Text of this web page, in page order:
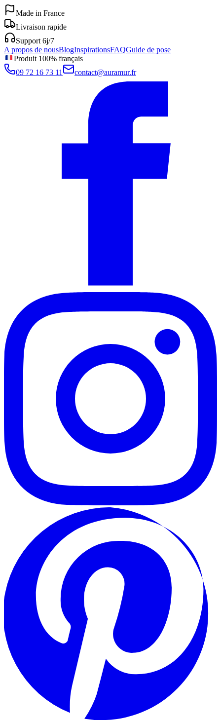
Made in France
Livraison rapide
Support 6j/7
A propos de nousBlogInspirationsFAQGuide de pose
Produit 100% français
09 72 16 73 11
contact@auramur.fr